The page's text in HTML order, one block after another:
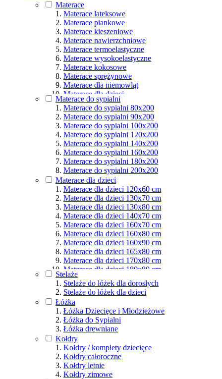
Materace
Materace lateksowe
Materace piankowe
Materace kieszeniowe
Materace nawierzchniowe
Materace termoelastyczne
Materace wysokoelastyczne
Materace kokosowe
Materace sprężynowe
Materace dla niemowląt
Materace dla dzieci
Materace hybrydowe
Materace naturalne
Materace ortopedyczne
Materace multipocket
Materace premium
Materace dla seniorów
Materace dla par
Materace dla alergików
Materace dla osób aktywnych
Podział wg rozmiarów
Materace do sypialni
Materace do sypialni 80x200
Materace do sypialni 90x200
Materace do sypialni 100x200
Materace do sypialni 120x200
Materace do sypialni 140x200
Materace do sypialni 160x200
Materace do sypialni 180x200
Materace do sypialni 200x200
Materace dla dzieci
Materace dla dzieci 120x60 cm
Materace dla dzieci 130x70 cm
Materace dla dzieci 130x80 cm
Materace dla dzieci 140x70 cm
Materace dla dzieci 160x70 cm
Materace dla dzieci 160x80 cm
Materace dla dzieci 160x90 cm
Materace dla dzieci 165x80 cm
Materace dla dzieci 170x80 cm
Materace dla dzieci 180x80 cm
Materace dla dzieci 180x90 cm
Materace dla dzieci 190x80 cm
Materace dla dzieci 190x90 cm
Materace dla dzieci 200x80 cm
Materace dla dzieci 200x90 cm
Materace dla dzieci 200x100 cm
Materace dla dzieci 200x120 cm
Materace dla dzieci 200x140 cm
Materace dla dzieci 200x160 cm
Materace dla dzieci 200x180 cm
Materace dla dzieci 200x200 cm
Stelaże
Stelaże do łóżek dla dorosłych
Stelaże do łóżek dla dzieci
Łóżka
Łóżka Dziecięce i Młodzieżowe
Łóżka do Sypialni
Łóżka drewniane
Kołdry
Kołdry / komplety dziecięce
Kołdry całoroczne
Kołdry letnie
Kołdry zimowe